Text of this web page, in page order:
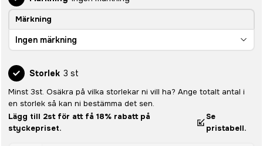
Märkning
Ingen märkning
Storlek 3 st
Minst 3st. Osäkra på vilka storlekar ni vill ha? Ange totalt antal i
en storlek så kan ni bestämma det sen.
Lägg till 2st för att få 18% rabatt på
styckepriset.
Se
pristabell.